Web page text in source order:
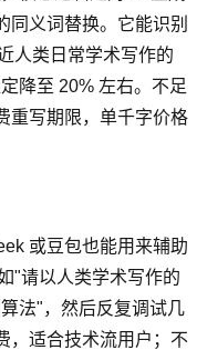
同义词替换。它能识别
人类日常学术写作的
降至 20% 左右。不足
重写期限，单千字价格
或豆包也能用来辅助
"请以人类学术写作的
法"，然后反复调试几
，适合技术流用户；不